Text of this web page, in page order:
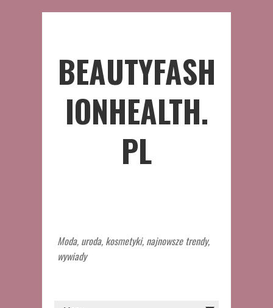
BEAUTYFASH
IONHEALTH.
PL
Moda, uroda, kosmetyki, najnowsze trendy,
wywiady